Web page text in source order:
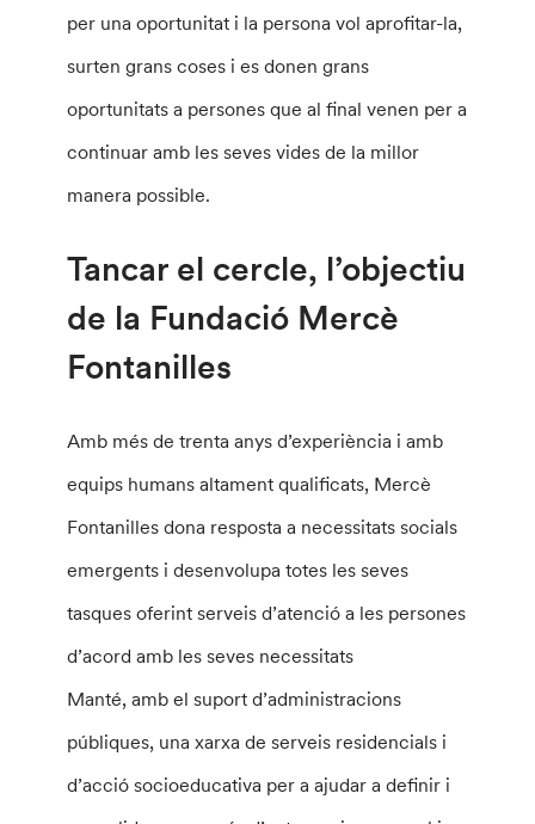
per una oportunitat i la persona vol aprofitar-la,
surten grans coses i es donen grans
oportunitats a persones que al final venen per a
continuar amb les seves vides de la millor
manera possible.
Tancar el cercle, l’objectiu
de la Fundació Mercè
Fontanilles
Amb més de trenta anys d’experiència i amb
equips humans altament qualificats, Mercè
Fontanilles dona resposta a necessitats socials
emergents i desenvolupa totes les seves
tasques oferint serveis d’atenció a les persones
d’acord amb les seves necessitats
Manté, amb el suport d’administracions
públiques, una xarxa de serveis residencials i
d’acció socioeducativa per a ajudar a definir i